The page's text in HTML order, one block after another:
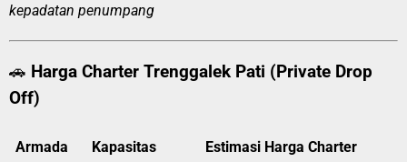
kepadatan penumpang
🚗 Harga Charter Trenggalek Pati (Private Drop
Off)
Armada Kapasitas Estimasi Harga Charter